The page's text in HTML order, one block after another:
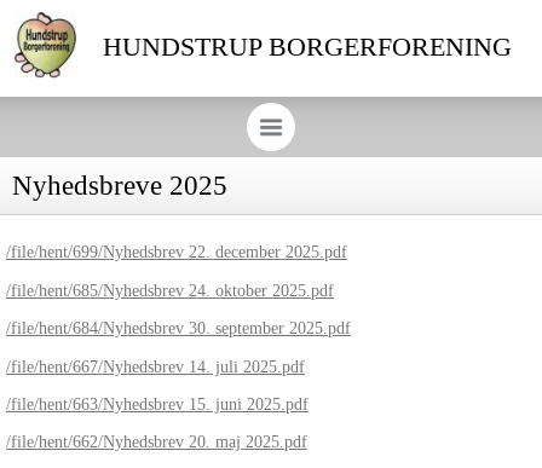
HUNDSTRUP BORGERFORENING
Nyhedsbreve 2025
/file/hent/699/Nyhedsbrev 22. december 2025.pdf
/file/hent/685/Nyhedsbrev 24. oktober 2025.pdf
/file/hent/684/Nyhedsbrev 30. september 2025.pdf
/file/hent/667/Nyhedsbrev 14. juli 2025.pdf
/file/hent/663/Nyhedsbrev 15. juni 2025.pdf
/file/hent/662/Nyhedsbrev 20. maj 2025.pdf